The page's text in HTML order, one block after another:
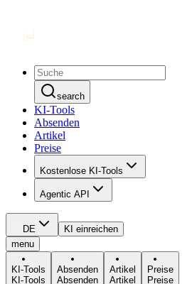
search
KI-Tools
Absenden
Artikel
Preise
Kostenlose KI-Tools
Agentic API
DE
KI einreichen
menu
KI-Tools
KI-Tools
Absenden
Absenden
Artikel
Artikel
Preise
Preise